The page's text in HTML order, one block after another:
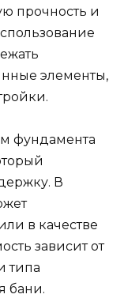
прочность и
элементы,
фундамента
В
в качестве
зависит от
типа
бани.